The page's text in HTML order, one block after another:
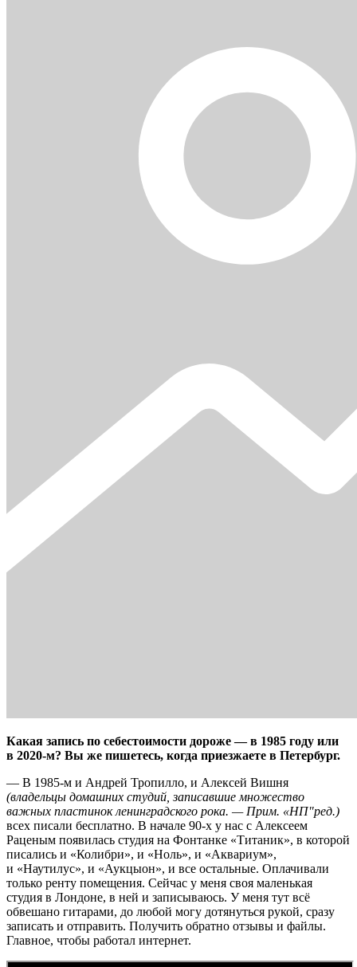
Какая запись по себестоимости дороже — в 1985 году или
в 2020-м? Вы же пишетесь, когда приезжаете в Петербург.
— В 1985-м и Андрей Тропилло, и Алексей Вишня
(владельцы домашних студий, записавшие множество
важных пластинок ленинградского рока. — Прим. «НП"ред.)
всех писали бесплатно. В начале 90-х у нас с Алексеем
Раценым появилась студия на Фонтанке «Титаник», в которой
писались и «Колибри», и «Ноль», и «Аквариум»,
и «Наутилус», и «Аукцыон», и все остальные. Оплачивали
только ренту помещения. Сейчас у меня своя маленькая
студия в Лондоне, в ней и записываюсь. У меня тут всё
обвешано гитарами, до любой могу дотянуться рукой, сразу
записать и отправить. Получить обратно отзывы и файлы.
Главное, чтобы работал интернет.